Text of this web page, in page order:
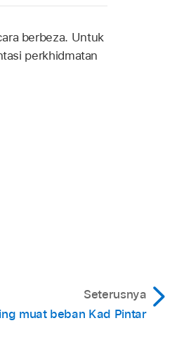
berbeza. Untuk
perkhidmatan
Seterusnya
muat beban Kad Pintar